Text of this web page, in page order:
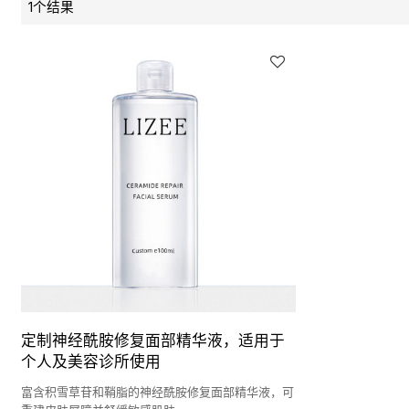
1个结果
定制神经酰胺修复面部精华液，适用于
个人及美容诊所使用
富含积雪草苷和鞘脂的神经酰胺修复面部精华液，可